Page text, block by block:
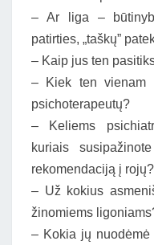
– Ar liga –
patirties, „taškų”
– Kaip jus ten
– Kiek ten vienam
psichoterapeutų?
– Keliems
kuriais
rekomendaciją į rojų?
– Už kokius
žinomiems
– Kokia jų nuodėmė